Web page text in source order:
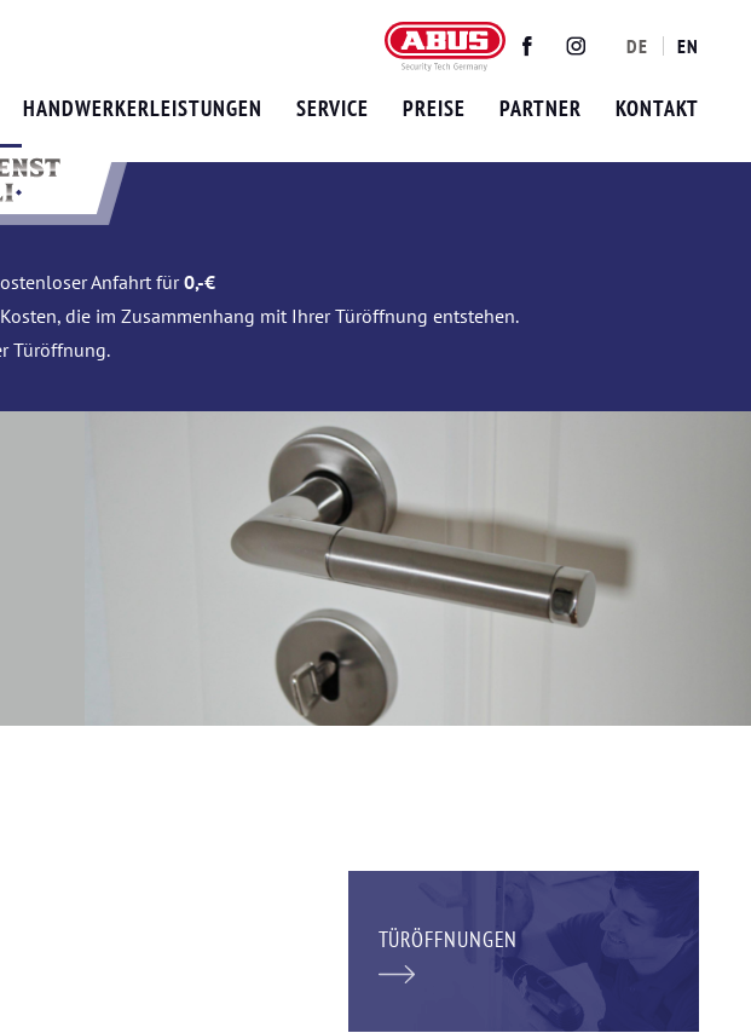
TwitterFacebookInstagram
DE EN
HANDWERKERLEISTUNGEN SERVICE PREISE PARTNER KONTAKT
Anfahrt für0,-€
die im Zusammenhang mit Ihrer Türöffnung entstehen.
Türöffnung.
TÜRÖFFNUNGEN